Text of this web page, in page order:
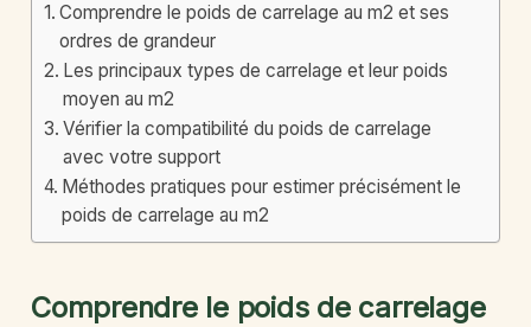
Comprendre le poids de carrelage au m2 et ses
ordres de grandeur
Les principaux types de carrelage et leur poids
moyen au m2
Vérifier la compatibilité du poids de carrelage
avec votre support
Méthodes pratiques pour estimer précisément le
poids de carrelage au m2
Comprendre le poids de carrelage